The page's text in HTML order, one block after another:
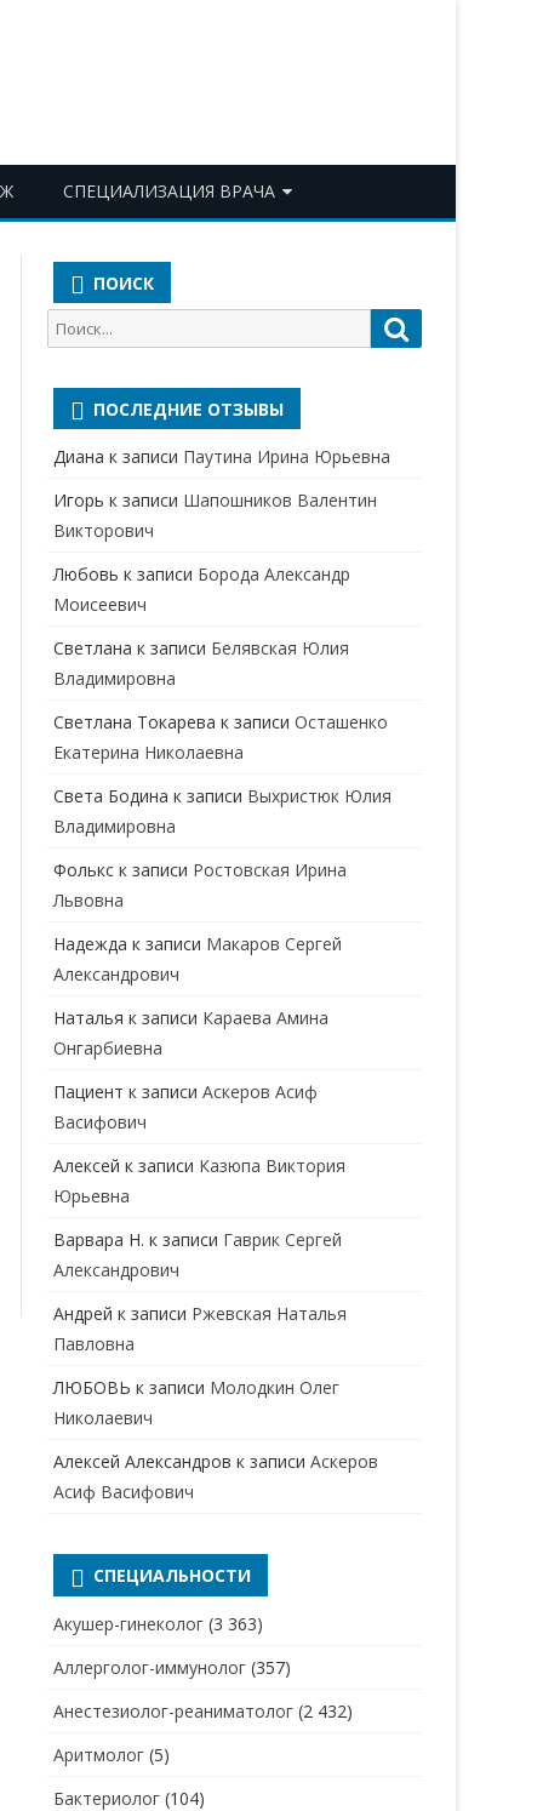
СПЕЦИАЛИЗАЦИЯ ВРАЧА
АЛЛЕРГОЛОГ-ИММУНОЛОГ
АНЕСТЕЗИОЛОГ-
БАКТЕРИОЛОГ
ВЕРТЕБРОЛОГ
ГАСТРОЭНТЕРОЛОГ
ГИНЕКОЛОГ
ГОМЕОПАТ
ДЕРМАТОЛОГ
ДЕТСКИЕ ВРАЧИ ДЕТСКИЙ КАРДИОЛОГ
ДЕТСКИЙ ХИРУРГ
ПЕРИНАТАЛЬНЫЙ ПСИХОЛОГ
КАРДИОЛОГ
КОСМЕТОЛОГ
МАССАЖИСТ
НАРКОЛОГ
НЕВРОПАТОЛОГ
НЕФРОЛОГ
ОТОЛАРИНГОЛОГ
ОФТАЛЬМОЛОГ
ПРОКТОЛОГ
РЕВМАТОЛОГ
РЕНТГЕНОЛОГ
СТОМАТОЛОГ
СТОМАТОЛОГ-ОРТОДОНТ
ПОИСК
Поиск
для:
ПОСЛЕДНИЕ ОТЗЫВЫ
Диана к записи Паутина Ирина Юрьевна
Игорь к записи Шапошников Валентин
Викторович
Любовь к записи Борода Александр
Моисеевич
Светлана к записи Белявская Юлия
Владимировна
Cветлана Токарева к записиОсташенко
Екатерина Николаевна
Света Бодина к записи Выхристюк Юлия
Владимировна
Фолькс к записи Ростовская Ирина
Львовна
Надежда к записи Макаров Сергей
Александрович
Наталья к записи Караева Амина
Онгарбиевна
Пациент к записиАскеров Асиф
Васифович
Алексей к записи Казюпа Виктория
Юрьевна
Варвара Н. к записи Гаврик Сергей
Александрович
Андрей к записи Ржевская Наталья
Павловна
ЛЮБОВЬ к записи Молодкин Олег
Николаевич
Алексей Александров к записиАскеров
Асиф Васифович
СПЕЦИАЛЬНОСТИ
Акушер-гинеколог (3 363)
Аллерголог-иммунолог (357)
Анестезиолог-реаниматолог (2 432)
Аритмолог (5)
Бактериолог (104)